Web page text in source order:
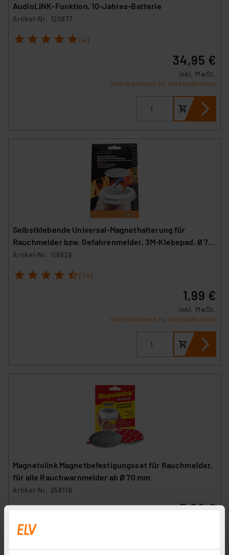
AudioLINK-Funktion, 10-Jahres-Batterie
Artikel-Nr. 120877
1 2 3 4 5 (4)
34,95 €
inkl. MwSt.
Informationen zu Versandkosten
Selbstklebende Universal-Magnethalterung für
Rauchmelder bzw. Gefahrenmelder, 3M-Klebepad, Ø 70
mm
Artikel-Nr. 119626
1 2 3 4 5 (14)
1,99 €
inkl. MwSt.
Informationen zu Versandkosten
Magnetolink Magnetbefestigungsset für Rauchmelder,
für alle Rauchwarnmelder ab Ø 70 mm
Artikel-Nr. 258116
5,00 €